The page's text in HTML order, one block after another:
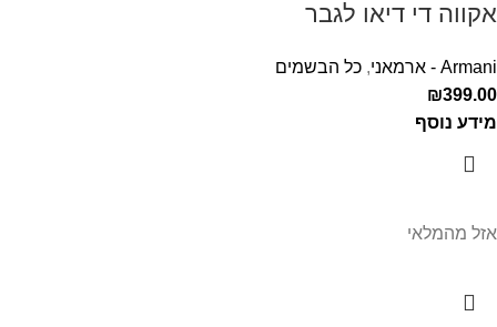
אקווה די דיאו לגבר
Armani - ארמאני , כל הבשמים
₪399.00
מידע נוסף
אזל מהמלאי